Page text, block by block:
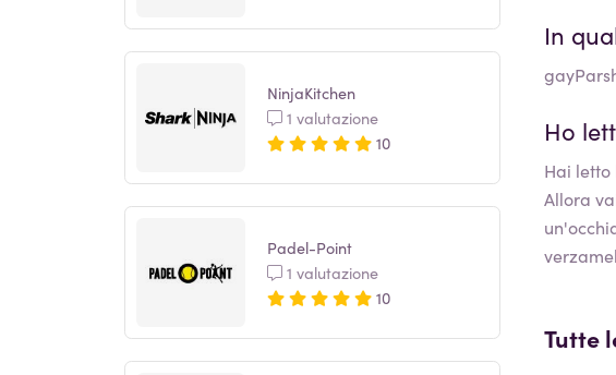
NinjaKitchen
1 valutazione
10
Padel-Point
1 valutazione
10
In
Ho
Hai
Allora
Tutte